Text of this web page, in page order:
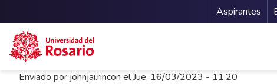
Pasar al contenido principal
Menu
Aspirantes
Enviado por johnjai.rincon elJue, 16/03/2023 - 11:20